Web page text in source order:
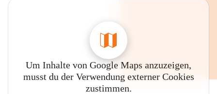
Um Inhalte von Google Maps anzuzeigen,
musst du der Verwendung externer Cookies
zustimmen.